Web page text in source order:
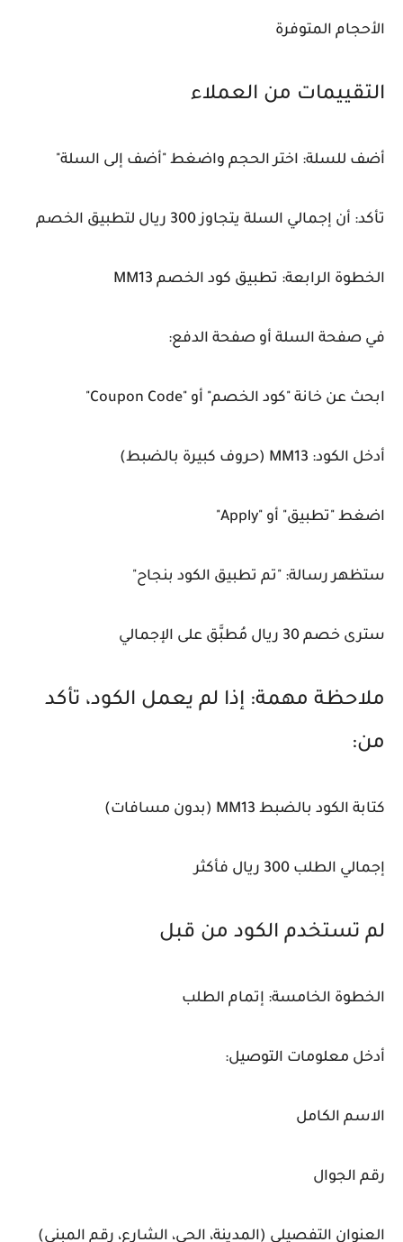
الأحجام المتوفرة
التقييمات من العملاء
أضف للسلة: اختر الحجم واضغط "أضف إلى السلة"
تأكد: أن إجمالي السلة يتجاوز 300 ريال لتطبيق الخصم
الخطوة الرابعة: تطبيق كود الخصم MM13
في صفحة السلة أو صفحة الدفع:
ابحث عن خانة "كود الخصم" أو "Coupon Code"
أدخل الكود: MM13 (حروف كبيرة بالضبط)
اضغط "تطبيق" أو "Apply"
ستظهر رسالة: "تم تطبيق الكود بنجاح"
سترى خصم 30 ريال مُطبَّق على الإجمالي
ملاحظة مهمة: إذا لم يعمل الكود، تأكد
من:
كتابة الكود بالضبط MM13 (بدون مسافات)
إجمالي الطلب 300 ريال فأكثر
لم تستخدم الكود من قبل
الخطوة الخامسة: إتمام الطلب
أدخل معلومات التوصيل:
الاسم الكامل
رقم الجوال
العنوان التفصيلي (المدينة، الحي، الشارع، رقم المبنى)